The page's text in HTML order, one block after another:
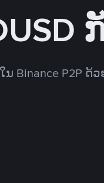
ນ Binance P2P